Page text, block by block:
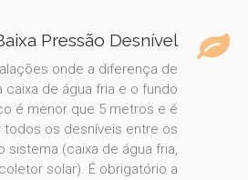
Pressão Desnível
onde a diferença de
de água fria e o fundo
é menor que 5 metros e é
os desníveis entre os
sistema (caixa de água fria,
solar). É obrigatório a